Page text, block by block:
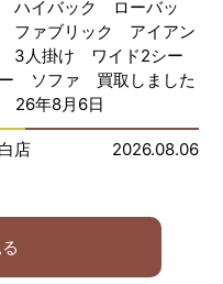
ハイバック ローバッ
ファブリック アイアン
3人掛け ワイド2シー
ソファ 買取しました
年8月6日
店 2026.08.06